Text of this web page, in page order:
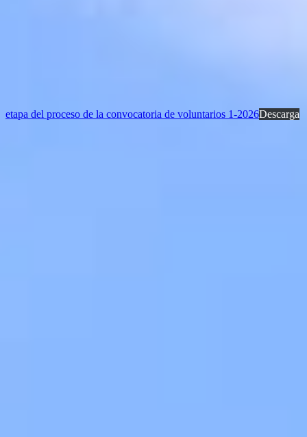
etapa del proceso de la convocatoria de voluntarios 1-2026Descarga